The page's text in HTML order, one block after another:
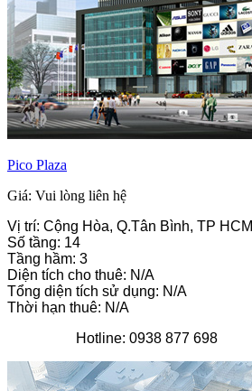
Pico Plaza
Giá: Vui lòng liên hệ
Vị trí: Cộng Hòa, Q.Tân Bình, TP HCM
Số tầng: 14
Tầng hầm: 3
Diện tích cho thuê: N/A
Tổng diện tích sử dụng: N/A
Thời hạn thuê: N/A
Hotline: 0938 877 698